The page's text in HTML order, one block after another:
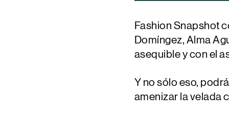
Fashion Snapshot
Domíngez, Alma
asequible y con el
Y no sólo eso,
amenizar la velada